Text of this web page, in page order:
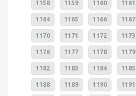
1158 1159 1160 1161
1164 1165 1166 1167
1170 1171 1172 1173
1176 1177 1178 1179
1182 1183 1184 1185
1188 1189 1190 1191